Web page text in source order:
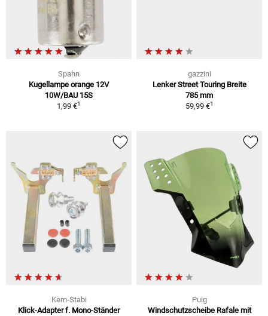
Spahn
Kugellampe orange 12V
10W/BAU 15S
1,99 €1
gazzini
Lenker Street Touring Breite
785 mm
59,99 €1
Kern-Stabi
Klick-Adapter f. Mono-Ständer
Puig
Windschutzscheibe Rafale mit